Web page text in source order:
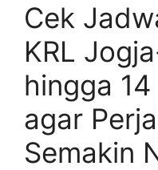
Cek
KRL
hingga
agar
Semakin